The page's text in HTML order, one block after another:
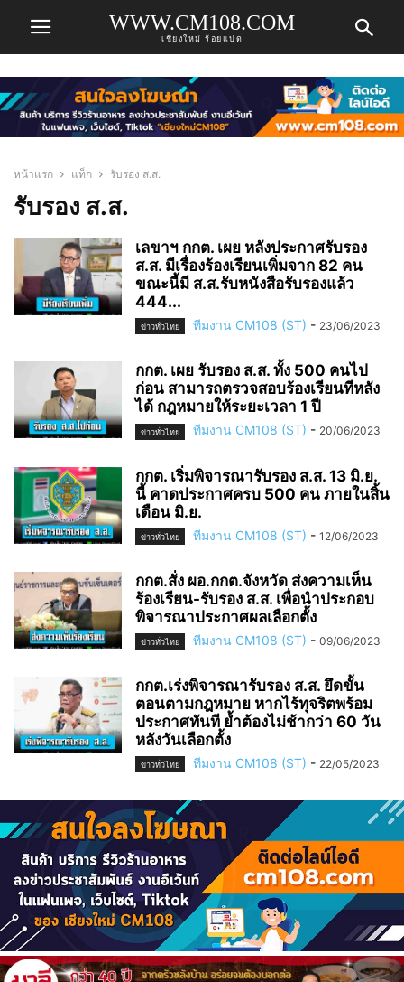
WWW.CM108.COM
เชียงใหม่ ร้อยแปด
หน้าแรก แท็ก รับรอง ส.ส.
รับรอง ส.ส.
เลขาฯ กกต. เผย หลังประกาศรับรอง
ส.ส. มีเรื่องร้องเรียนเพิ่มจาก 82 คน
ขณะนี้มี ส.ส.รับหนังสือรับรองแล้ว
444...
ข่าวทั่วไทย ทีมงาน CM108 (ST) - 23/06/2023
กกต. เผย รับรอง ส.ส. ทั้ง 500 คนไป
ก่อน สามารถตรวจสอบร้องเรียนทีหลัง
ได้ กฎหมายให้ระยะเวลา 1 ปี
ข่าวทั่วไทย ทีมงาน CM108 (ST) - 20/06/2023
กกต. เริ่มพิจารณารับรอง ส.ส. 13 มิ.ย.
นี้ คาดประกาศครบ 500 คน ภายในสิ้น
เดือน มิ.ย.
ข่าวทั่วไทย ทีมงาน CM108 (ST) - 12/06/2023
กกต.สั่ง ผอ.กกต.จังหวัด ส่งความเห็น
ร้องเรียน-รับรอง ส.ส. เพื่อนำประกอบ
พิจารณาประกาศผลเลือกตั้ง
ข่าวทั่วไทย ทีมงาน CM108 (ST) - 09/06/2023
กกต.เร่งพิจารณารับรอง ส.ส. ยึดขั้น
ตอนตามกฎหมาย หากไร้ทุจริตพร้อม
ประกาศทันที ย้ำต้องไม่ช้ากว่า 60 วัน
หลังวันเลือกตั้ง
ข่าวทั่วไทย ทีมงาน CM108 (ST) - 22/05/2023